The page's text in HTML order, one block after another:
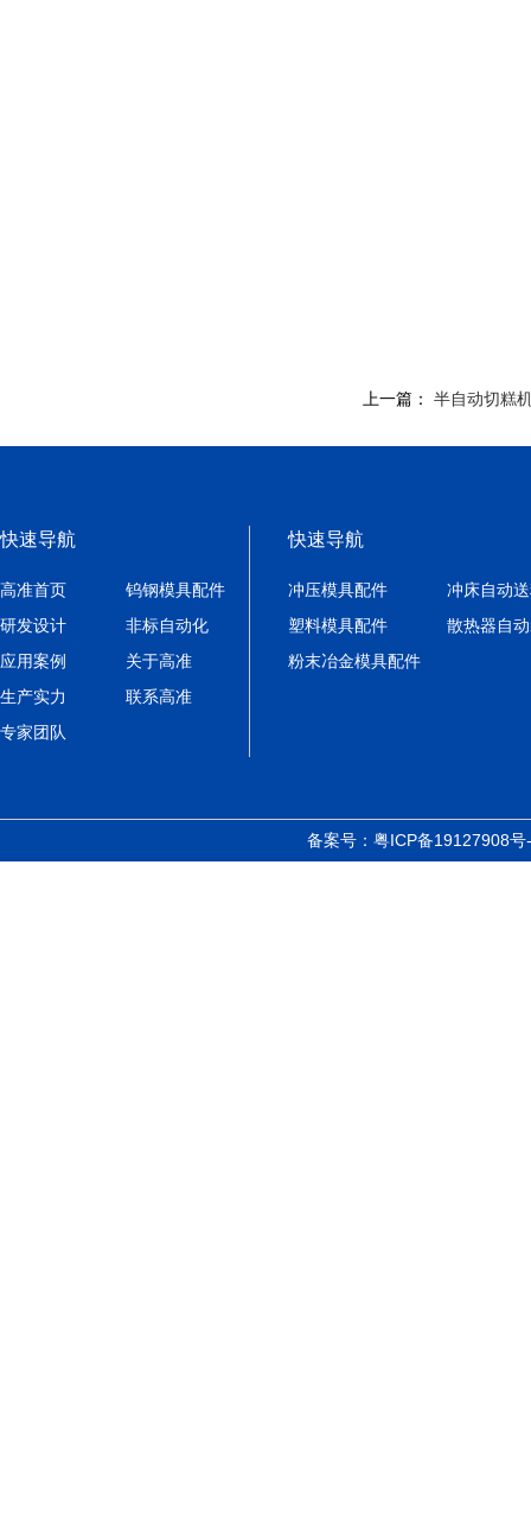
上一篇： 半自动切糕
快速导航
高准首页
钨钢模具配件
研发设计
非标自动化
应用案例
关于高准
生产实力
联系高准
专家团队
快速导航
冲压模具配件
冲床自动
塑料模具配件
散热器自
粉末冶金模具配件
备案号： 粤ICP备19127908号